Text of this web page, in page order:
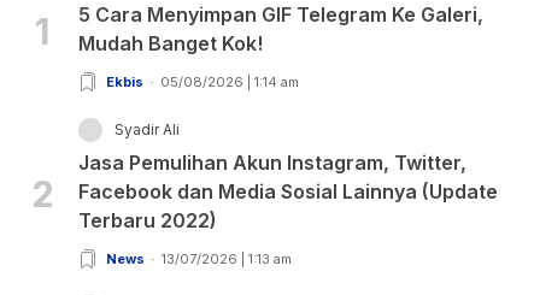
1
5 Cara Menyimpan GIF Telegram Ke Galeri,
Mudah Banget Kok!
Ekbis 05/08/2026 | 1:14 am
2
Syadir Ali
Jasa Pemulihan Akun Instagram, Twitter,
Facebook dan Media Sosial Lainnya (Update
Terbaru 2022)
News 13/07/2026 | 1:13 am